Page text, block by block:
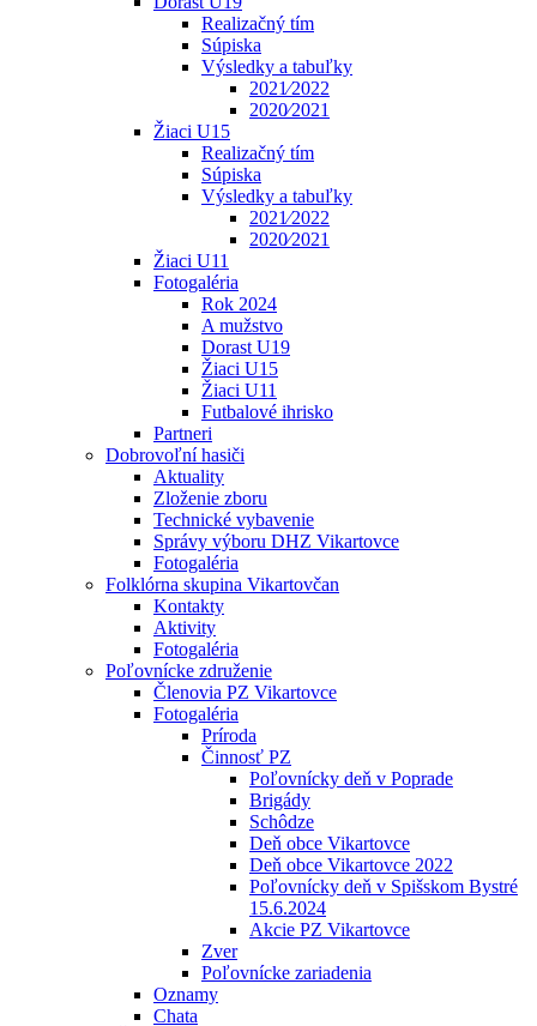
Realizačný tím
Súpiska
Výsledky a tabuľky
2021⁄2022
2020⁄2021
Žiaci U15
Realizačný tím
Súpiska
Výsledky a tabuľky
2021⁄2022
2020⁄2021
Žiaci U11
Fotogaléria
Rok 2024
A mužstvo
Dorast U19
Žiaci U15
Žiaci U11
Futbalové ihrisko
Partneri
Dobrovoľní hasiči
Aktuality
Zloženie zboru
Technické vybavenie
Správy výboru DHZ Vikartovce
Fotogaléria
Folklórna skupina Vikartovčan
Kontakty
Aktivity
Fotogaléria
Poľovnícke združenie
Členovia PZ Vikartovce
Fotogaléria
Príroda
Činnosť PZ
Poľovnícky deň v Poprade
Brigády
Schôdze
Deň obce Vikartovce
Deň obce Vikartovce 2022
Poľovnícky deň v Spišskom Bystré
15.6.2024
Akcie PZ Vikartovce
Zver
Poľovnícke zariadenia
Oznamy
Chata